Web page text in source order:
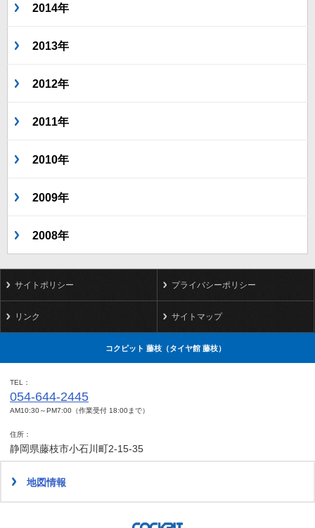
2014年
2013年
2012年
2011年
2010年
2009年
2008年
サイトポリシー プライバシーポリシー
リンク サイトマップ
コクピット 藤枝（タイヤ館 藤枝）
TEL
054-644-2445
AM10:30～PM7:00（作業受付 18:00まで）
住所
静岡県藤枝市小石川町2-15-35
地図情報